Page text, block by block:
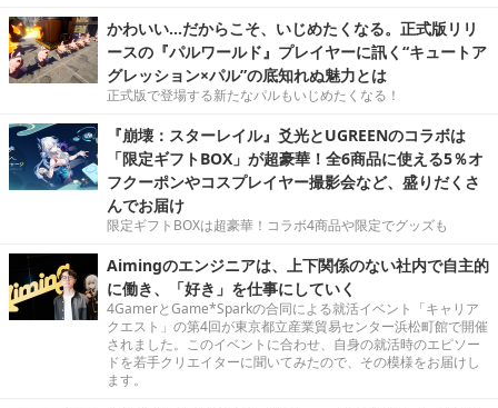
かわいい…だからこそ、いじめたくなる。正式版リリ
ースの『パルワールド』プレイヤーに訊く“キュートア
グレッション×パル”の底知れぬ魅力とは
正式版で登場する新たなパルもいじめたくなる！
『崩壊：スターレイル』爻光とUGREENのコラボは
「限定ギフトBOX」が超豪華！全6商品に使える5％オ
フクーポンやコスプレイヤー撮影会など、盛りだくさ
んでお届け
限定ギフトBOXは超豪華！コラボ4商品や限定でグッズも
Aimingのエンジニアは、上下関係のない社内で自主的
に働き、「好き」を仕事にしていく
4GamerとGame*Sparkの合同による就活イベント「キャリア
クエスト」の第4回が東京都立産業貿易センター浜松町館で開催
されました。このイベントに合わせ、自身の就活時のエピソー
ドを若手クリエイターに聞いてみたので、その模様をお届けし
ます。